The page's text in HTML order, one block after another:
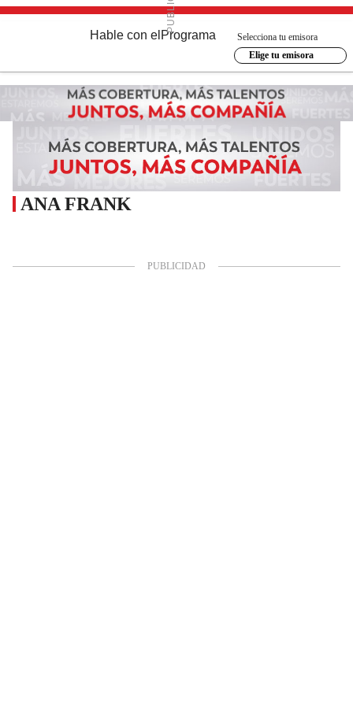
Hable con el Programa
Selecciona tu emisora
Elige tu emisora
ANA FRANK